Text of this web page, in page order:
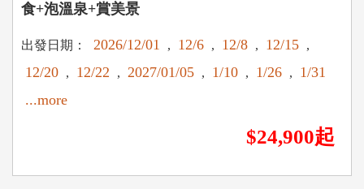
食+泡溫泉+賞美景
出發日期： 2026/12/01 , 12/6 , 12/8 , 12/15 ,
12/20 , 12/22 , 2027/01/05 , 1/10 , 1/26 ,
1/31
...more
$24,900起